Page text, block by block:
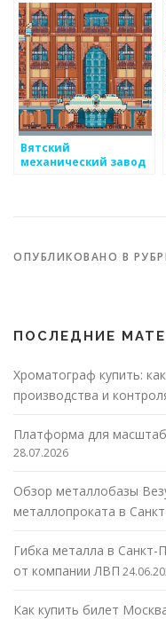
Вятский
механический завод
ОПУБЛИКОВАНО В
ПОСЛЕДНИЕ
Хроматограф купить:
производства и
Платформа для
28.07.2026
Обзор металлобазы
металлопроката в
Гибка металла в Санкт-
от компании ЛВП
Как купить билет